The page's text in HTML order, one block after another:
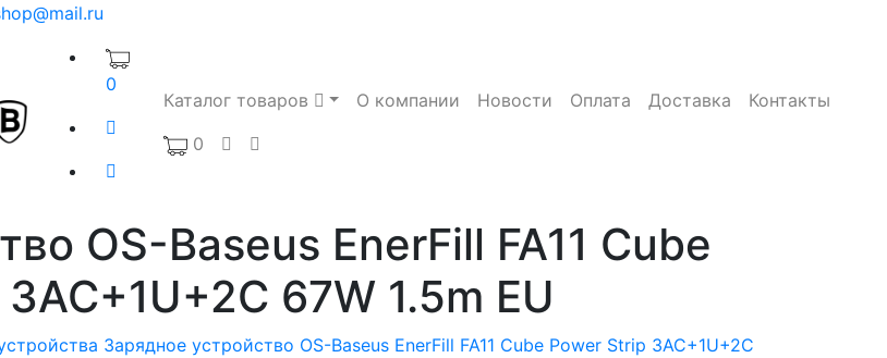
0
Каталог товаров О компании Новости Оплата Доставка
Контакты
0
OS-Baseus EnerFill FA11 Cube
67W 1.5m EU
Зарядное устройство OS-Baseus EnerFill FA11 Cube Power Strip 3AC+1U+2C